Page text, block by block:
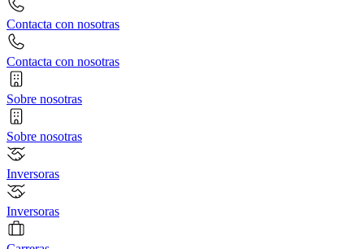
Contacta con nosotras
Contacta con nosotras
Sobre nosotras
Sobre nosotras
Inversoras
Inversoras